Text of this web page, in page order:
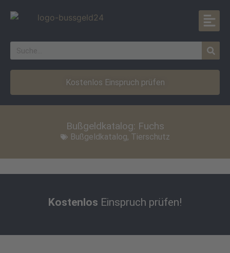
Kostenlos Einspruch prüfen
Bußgeldkatalog: Fuchs
Bußgeldkatalog, Tierschutz
Kostenlos Einspruch prüfen!